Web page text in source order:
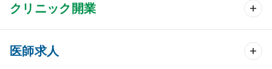
クリニック開業
クリニック開業 TOP
医師求人